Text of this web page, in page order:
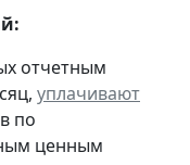
отчетным
уплачивают
по
ценным